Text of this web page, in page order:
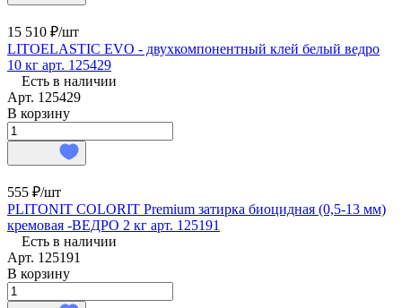
15 510 ₽/шт
LITOELASTIC EVO - двухкомпонентный клей белый ведро
10 кг арт. 125429
Есть в наличии
Арт. 125429
В корзину
555 ₽/шт
PLITONIT COLORIT Premium затирка биоцидная (0,5-13 мм)
кремовая -ВЕДРО 2 кг арт. 125191
Есть в наличии
Арт. 125191
В корзину